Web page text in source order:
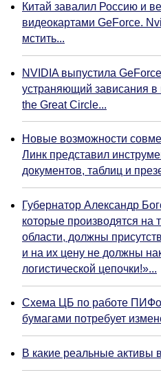
Китай завалил Россию и
видеокартами GeForce.
мстить...
NVIDIA выпустила
устраняющий зависания в
the Great Circle...
Новые возможности
Линк представил
документов, таблиц и
Губернатор Александр
которые производятся на
области, должны
и на их цену не должны
логистической цепочки!»...
Схема ЦБ по работе
бумагами потребует
В какие реальные активы